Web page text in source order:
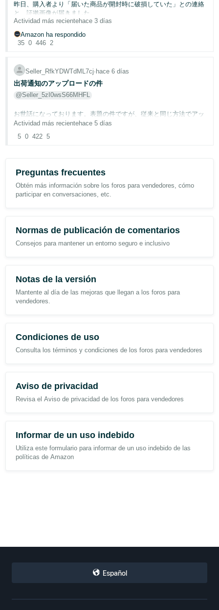
皆さんこんなひどい扱いは納得されてるんですか？
一発で真贋調査をクリアする方法がありましたらアドバイスお願い
いたします。
取引先は海外です。こんな資料を用意しておくと通りやすいなどあ
してくれます。
是非よろしくお願いいたします。
昨日、購入者より「届いた商品が開封時に破損していた」との連絡
と、証拠画像が届きました。
当店はFBA出荷を利用しているため、本来であれば購入者が
Amazonカスタマーサービス経由で対応する流れですが、わざわざ
店舗宛に直接連絡が届いたため違和感を覚えました。
ように見えましたが、詳細に確認すると「AIによって生成・捏造さ
れた画像」であることが発覚いたしました。
【AI生成画像と判断した不自然な点】
・加工痕跡と解像度の不自然さ
く画像生成・加工ソフトを使用した後の特有の仕上がりになってい
・破損状況の矛盾
上部が開封済みとなっており、未開封で受け取ったはずの状況と矛
盾。amazonの商品ページの画像を用いた人工的に作成され全体の
・文字・表記の乱れ
の乱れが確認できました。
幸いにも今回はパッと見て判断できるレベルのお粗末な画像でした
なる恐れがあります。
送を必須条件とする」などの防衛策が必要になると感じておりま
皆様の店舗でも同様の事例が起きていないか、注意喚起として共有
Actividad más recientehace 3 días
Amazon ha respondido
35 0 446 2
Seller_RfkYDWTdML7cj∙hace 6 días
出荷通知のアップロードの件
@Seller_5zI0wsS66MHFL
お世話になっております。表題の件ですが、従来と同じ方法でアッ
プロードしたにもかかわらずエラーが出ます。
テクニカルサポートに聞いても何も解決して頂けませんので、エラ
Actividad más recientehace 5 días
5 0 422 5
Preguntas frecuentes
Obtén más información sobre los foros para vendedores, cómo
participar en conversaciones, etc.
Normas de publicación de comentarios
Consejos para mantener un entorno seguro e inclusivo
Notas de la versión
Mantente al día de las mejoras que llegan a los foros para
vendedores.
Condiciones de uso
Consulta los términos y condiciones de los foros para vendedores
Aviso de privacidad
Revisa el Aviso de privacidad de los foros para vendedores
Informar de un uso indebido
Utiliza este formulario para informar de un uso indebido de las
políticas de Amazon
Español